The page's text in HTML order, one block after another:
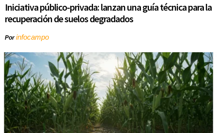
Iniciativa público-privada: lanzan una guía técnica para la
recuperación de suelos degradados
Porinfocampo